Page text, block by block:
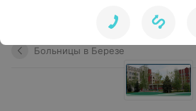
Больницы в Березе